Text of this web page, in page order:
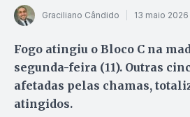
Graciliano Cândido 13 maio 2026
Fogo atingiu o Bloco C na
segunda-feira (11). Outras
afetadas pelas chamas,
atingidos.